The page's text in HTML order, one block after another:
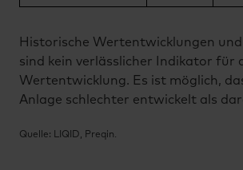
Historische Wertentwicklungen
sind kein verlässlicher Indikator für
Wertentwicklung. Es ist möglich,
Anlage schlechter entwickelt als
Quelle: LIQID, Preqin.